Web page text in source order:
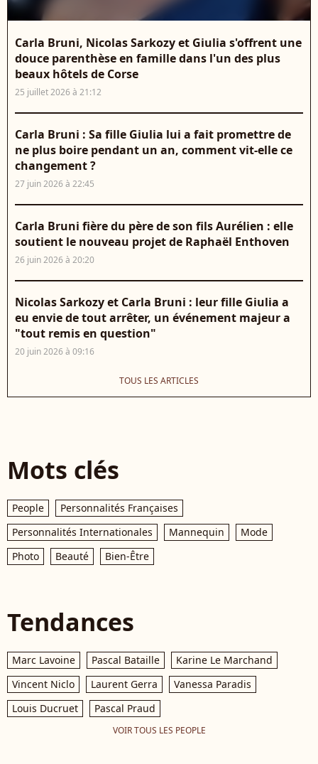
Carla Bruni, Nicolas Sarkozy et Giulia s'offrent une
douce parenthèse en famille dans l'un des plus
beaux hôtels de Corse
25 juillet 2026 à 21:12
Carla Bruni : Sa fille Giulia lui a fait promettre de
ne plus boire pendant un an, comment vit-elle ce
changement ?
27 juin 2026 à 22:45
Carla Bruni fière du père de son fils Aurélien : elle
soutient le nouveau projet de Raphaël Enthoven
26 juin 2026 à 20:20
Nicolas Sarkozy et Carla Bruni : leur fille Giulia a
eu envie de tout arrêter, un événement majeur a
"tout remis en question"
20 juin 2026 à 09:16
TOUS LES ARTICLES
Mots clés
People
Personnalités Françaises
Personnalités Internationales
Mannequin
Mode
Photo
Beauté Bien-Être
Tendances
Marc Lavoine Pascal Bataille
Karine Le Marchand
Vincent Niclo
Laurent Gerra
Vanessa Paradis
Louis Ducruet
Pascal Praud
VOIR TOUS LES PEOPLE